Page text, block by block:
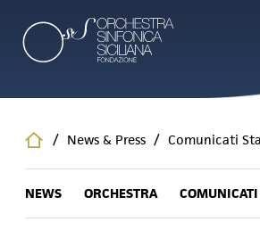
contenuto
principale
/ News & Press / Comunicati
NEWS ORCHESTRA